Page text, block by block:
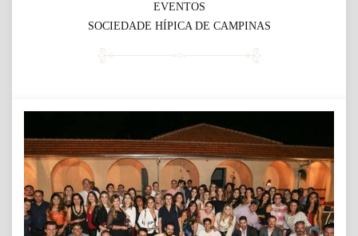
EVENTOS
SOCIEDADE HÍPICA DE CAMPINAS